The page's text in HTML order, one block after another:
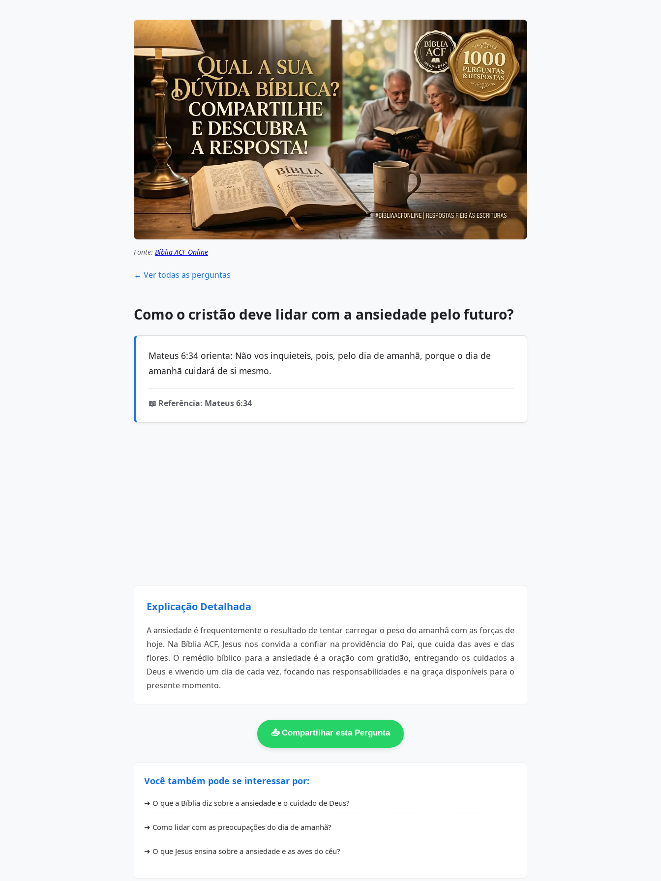
Fonte: Bíblia ACF Online
← Ver todas as perguntas
Como o cristão deve lidar com a ansiedade pelo futuro?
Mateus 6:34 orienta: Não vos inquieteis, pois, pelo dia de amanhã, porque o dia de
amanhã cuidará de si mesmo.
📖 Referência: Mateus 6:34
Explicação Detalhada
A ansiedade é frequentemente o resultado de tentar carregar o peso do amanhã com as forças de
hoje. Na Bíblia ACF, Jesus nos convida a confiar na providência do Pai, que cuida das aves e das
flores. O remédio bíblico para a ansiedade é a oração com gratidão, entregando os cuidados a
Deus e vivendo um dia de cada vez, focando nas responsabilidades e na graça disponíveis para o
presente momento.
📤 Compartilhar esta Pergunta
Você também pode se interessar por:
➔ O que a Bíblia diz sobre a ansiedade e o cuidado de Deus?
➔ Como lidar com as preocupações do dia de amanhã?
➔ O que Jesus ensina sobre a ansiedade e as aves do céu?